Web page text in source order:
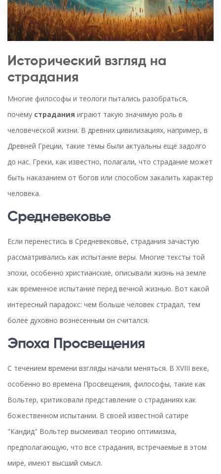
Исторический взгляд на
страдания
Многие философы и теологи пытались разобраться,
почему страдания играют такую значимую роль в
человеческой жизни. В древних цивилизациях, например, в
Древней Греции, такие темы были актуальны ещё задолго
до нас. Греки, как известно, полагали, что страдание может
быть наказанием от богов или способом закалить характер
человека.
Средневековье
Если перенестись в Средневековье, страдания зачастую
рассматривались как испытание веры. Многие тексты той
эпохи, особенно христианские, описывали жизнь на земле
как временное испытание перед вечной жизнью. Вот какой
интересный парадокс: чем больше человек страдал, тем
более духовно вознесенным он считался.
Эпоха Просвещения
С течением времени взгляды начали меняться. В XVIII веке,
особенно во времена Просвещения, философы, такие как
Вольтер, критиковали представление о страданиях как
божественном испытании. В своей известной сатире
"Кандид" Вольтер высмеивал теорию оптимизма,
предполагающую, что все страдания, встречаемые в этом
мире, имеют высший смысл.